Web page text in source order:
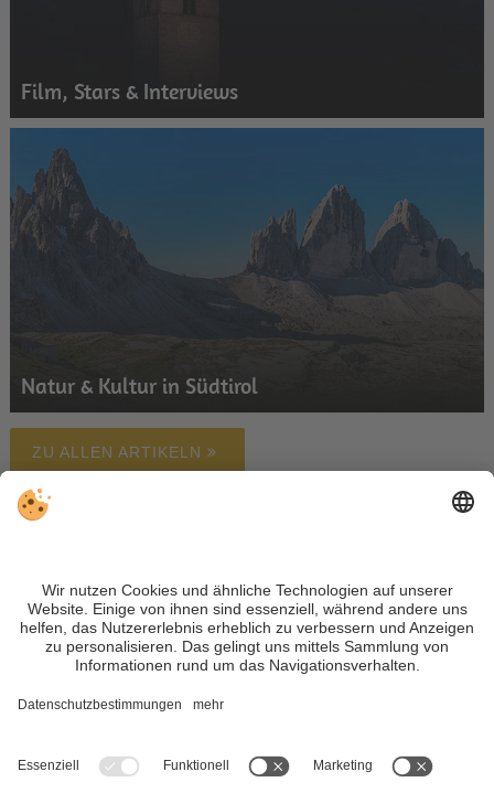
Film, Stars & Interviews
Natur & Kultur in Südtirol
ZU ALLEN ARTIKELN
Wetter
Webcam